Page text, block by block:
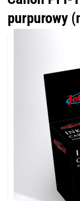
purpurowy